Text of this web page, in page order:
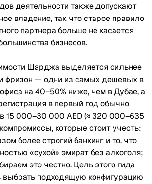
деятельности также допускают
владение, так что старое правило
партнера больше не касается
бизнесов.
Шарджа выделяется сильнее
фризон — одни из самых дешевых в
на 40–50% ниже, чем в Дубае, а
в первый год обычно
15 000–30 000 AED (≈ 320 000–635
которые стоит учесть:
более строгий банкинг и то, что
«сухой» эмират без алкоголя;
это честно. Цель этого гида
выбрать подходящую конфигурацию